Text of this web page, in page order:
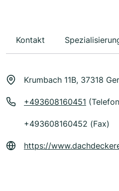
Kontakt
Krumbach 11B, 37318
+493608160451
+493608160452 (Fax)
https://